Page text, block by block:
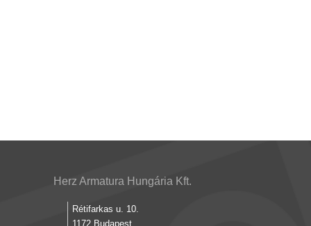
Herz Armatura Hungária Kft.
Rétifarkas u. 10.
1172 Budapest